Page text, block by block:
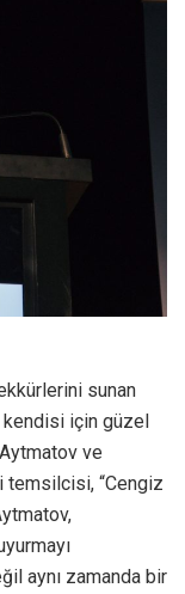
sunan
kendisi için güzel
ve
temsilcisi, “Cengiz
aynı zamanda bir